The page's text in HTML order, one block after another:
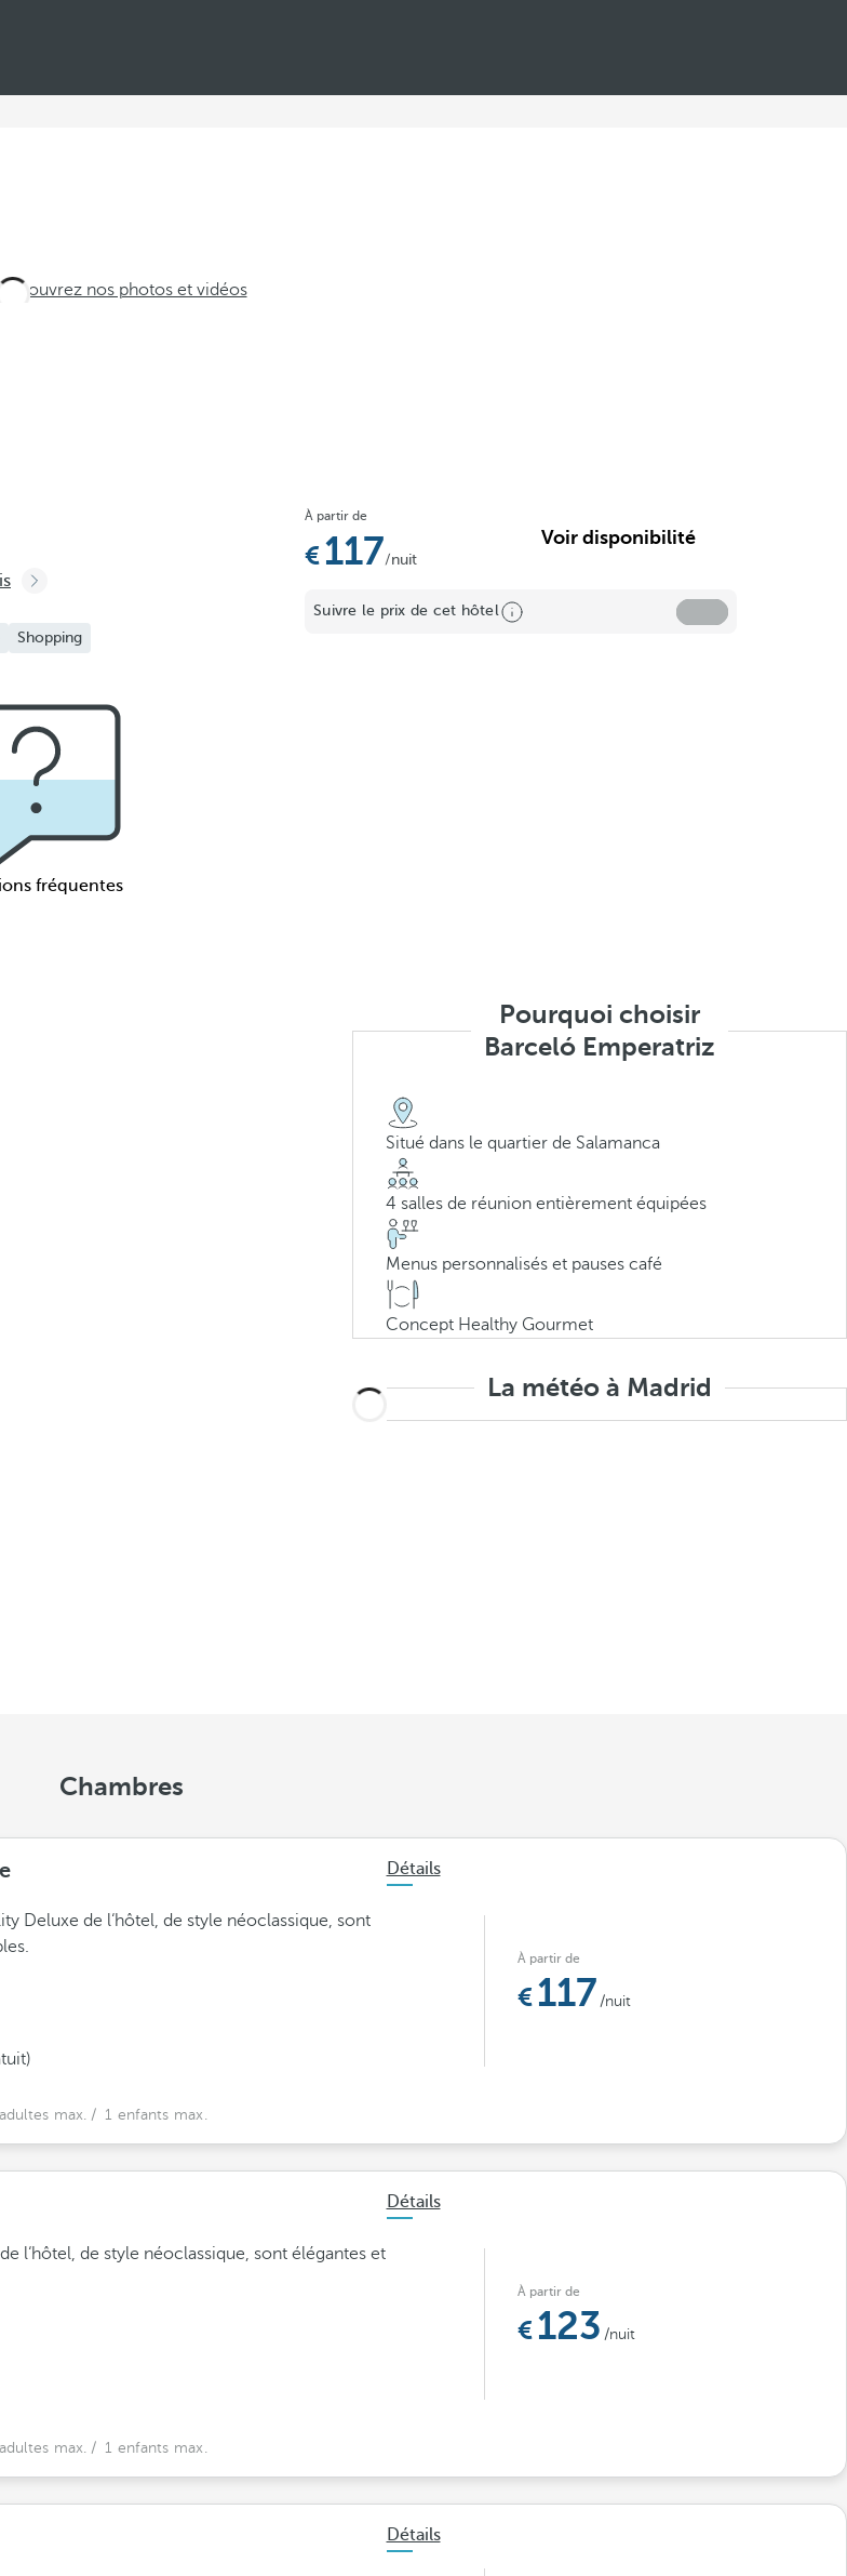
Découvrez nos photos et vidéos
À partir de
117/nuit
Voir disponibilité
Suivre le prix de cet hôtel
Shopping
fréquentes
Pourquoi choisir
Barceló Emperatriz
Situé dans le quartier de Salamanca
4 salles de réunion entièrement équipées
Menus personnalisés et pauses café
Concept Healthy Gourmet
La météo à Madrid
Chambres
Détails
Deluxe de l‘hôtel, de style néoclassique, sont
max. / 1 enfants max.
À partir de
117 /nuit
Détails
l‘hôtel, de style néoclassique, sont élégantes et
max. / 1 enfants max.
À partir de
123 /nuit
Détails